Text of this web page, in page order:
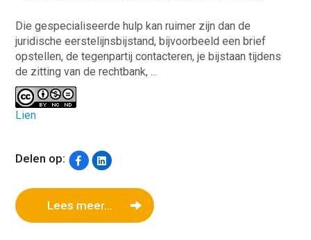
Die gespecialiseerde hulp kan ruimer zijn dan de
juridische eerstelijnsbijstand, bijvoorbeeld een brief
opstellen, de tegenpartij contacteren, je bijstaan tijdens
de zitting van de rechtbank, ...
Lien
Delen op:
Lees meer...